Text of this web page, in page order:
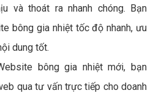
và thoát ra nhanh chóng. Bạn
bông gia nhiệt tốc độ nhanh, ưu
dung tốt.
bông gia nhiệt mới, bạn
qua tư vấn trực tiếp cho doanh